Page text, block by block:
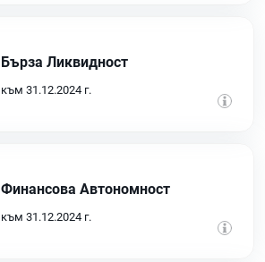
Бърза Ликвидност
към 31.12.2024 г.
Финансова Автономност
към 31.12.2024 г.